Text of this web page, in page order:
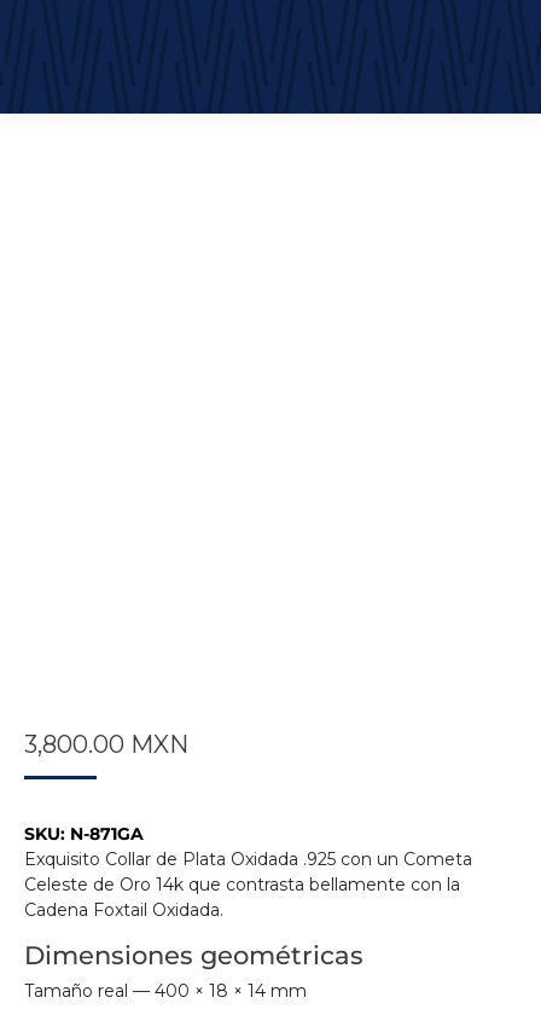
3,800.00 MXN
SKU: N-871GA
Exquisito Collar de Plata Oxidada .925 con un Cometa
Celeste de Oro 14k que contrasta bellamente con la
Cadena Foxtail Oxidada.
Dimensiones geométricas
Tamaño real — 400 × 18 × 14 mm